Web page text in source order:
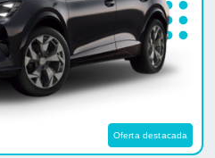
Oferta destacada